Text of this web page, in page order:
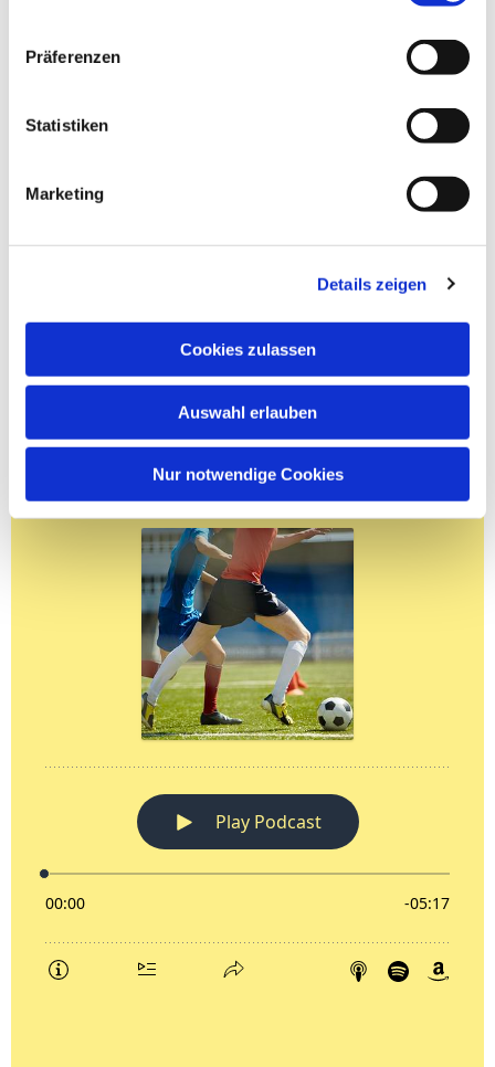
Präferenzen
Statistiken
Marketing
Details zeigen
Cookies zulassen
Auswahl erlauben
Nur notwendige Cookies